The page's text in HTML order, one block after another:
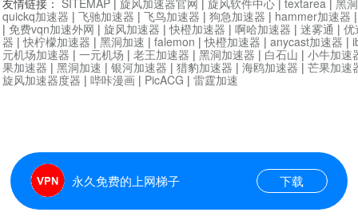
永久免费的上网梯子 下载
友情链接： SITEMAP | 旋风加速器官网 | 旋风软件中心 | textarea | 黑
quickq加速器 | 飞驰加速器 | 飞鸟加速器 | 狗急加速器 | hammer加速器
| 免费vqn加速外网 | 旋风加速器 |快橙加速器 | 啊哈加速器 | 迷雾通 | 优
器 |快柠檬加速器 | 黑洞加速 | falemon |快橙加速器 | anycast加速器 |
元机场加速器 | 一元机场 | 老王加速器 | 黑洞加速器 | 白石山 | 小牛加速
果加速器 | 黑洞加速 | 银河加速器 | 猎豹加速器 | 海鸥加速器 | 芒果加速
旋风加速器度器 | 哔咔漫画 | PicACG | 雷霆加速